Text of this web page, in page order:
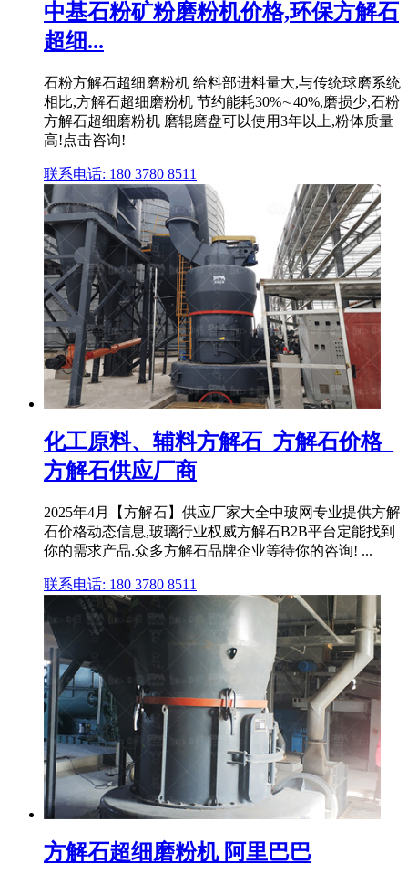
中基石粉矿粉磨粉机价格,环保方解石
超细...
石粉方解石超细磨粉机 给料部进料量大,与传统球磨系统
相比,方解石超细磨粉机 节约能耗30%∼40%,磨损少,石粉
方解石超细磨粉机 磨辊磨盘可以使用3年以上,粉体质量
高!点击咨询!
联系电话: 180 3780 8511
化工原料、辅料方解石_方解石价格_
方解石供应厂商
2025年4月【方解石】供应厂家大全中玻网专业提供方解
石价格动态信息,玻璃行业权威方解石B2B平台定能找到
你的需求产品.众多方解石品牌企业等待你的咨询! ...
联系电话: 180 3780 8511
方解石超细磨粉机 阿里巴巴